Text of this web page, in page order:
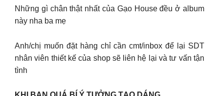
Những gì chân thật nhất của Gạo House đều ở album
này nha ba mẹ
Anh/chị muốn đặt hàng chỉ cần cmt/inbox để lại SDT
nhân viên thiết kế của shop sẽ liên hệ lại và tư vấn tận
tình